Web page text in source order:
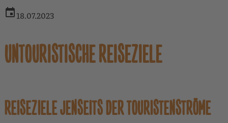
18.07.2023
UNTOURISTISCHE REISEZIELE
REISEZIELE JENSEITS DER TOURISTENSTRÖME